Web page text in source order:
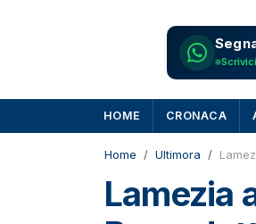
HOME CRONACA
Home Ultimora
Lamezia